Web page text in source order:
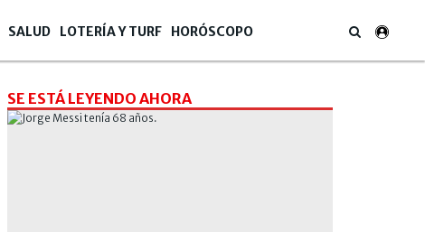
SALUD LOTERÍA Y TURF HORÓSCOPO
SE ESTÁ LEYENDO AHORA